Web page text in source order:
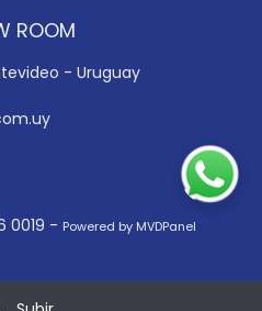
ROOM
- Uruguay
0019 - Powered by MVDPanel